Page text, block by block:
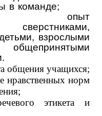
в команде;
опыт
взрослыми
общения учащихся;
нравственных норм
этикета и